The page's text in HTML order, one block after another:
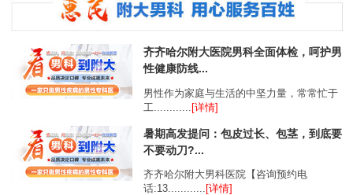
齐齐哈尔附大医院男科全面体检，呵护男
性健康防线...
男性作为家庭与生活的中坚力量，常常忙于
工............
[详情]
暑期高发提问：包皮过长、包茎，到底要
不要动刀?...
齐齐哈尔附大男科医院【咨询预约电
话:13............ [详情]